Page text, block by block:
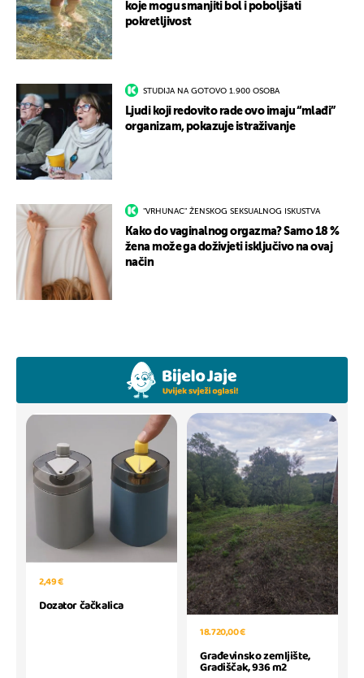
koje mogu smanjiti bol i poboljšati
pokretljivost
STUDIJA NA GOTOVO 1.900 OSOBA
Ljudi koji redovito rade ovo imaju “mlađi”
organizam, pokazuje istraživanje
"VRHUNAC" ŽENSKOG SEKSUALNOG ISKUSTVA
Kako do vaginalnog orgazma? Samo 18 %
žena može ga doživjeti isključivo na ovaj
način
2,49 €
Dozator čačkalica
18.720,00 €
Građevinsko zemljište,
Gradiščak, 936 m2